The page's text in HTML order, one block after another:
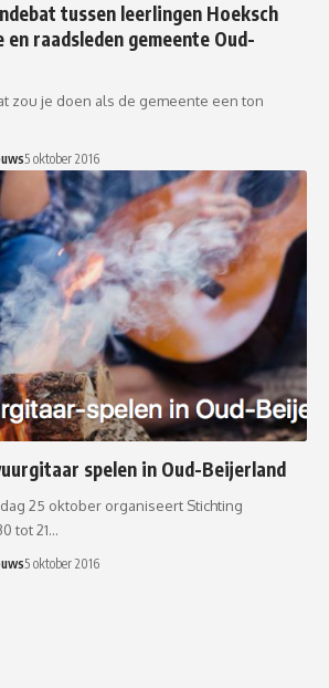
tussen leerlingen Hoeksch
en raadsleden gemeente Oud-
zou je doen als de gemeente een ton
5 oktober 2016
spelen in Oud-Beijerland
25 oktober organiseert Stichting
tot 21…
5 oktober 2016